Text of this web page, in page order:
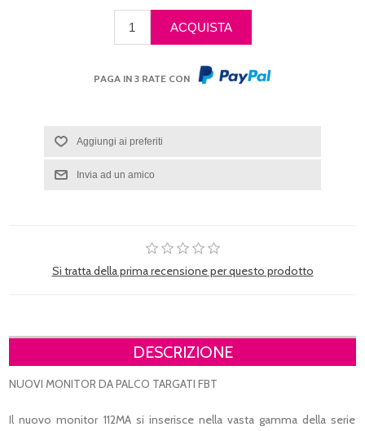
PAGA IN 3 RATE CON
Si tratta della prima recensione per questo prodotto
DESCRIZIONE
NUOVI MONITOR DA PALCO TARGATI FBT
Il nuovo monitor 112MA si inserisce nella vasta gamma della serie